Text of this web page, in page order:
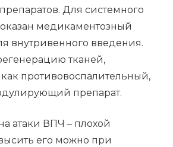
Для системного
медикаментозный
внутривенного введения.
тканей,
как противовоспалительный,
препарат.
атаки ВПЧ – плохой
его можно при